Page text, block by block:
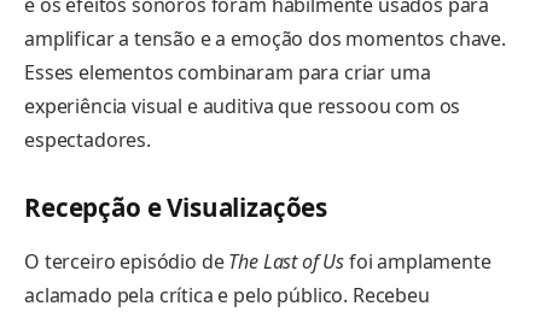
amplificar a tensão e a emoção dos momentos chave.
Esses elementos combinaram para criar uma
experiência visual e auditiva que ressoou com os
espectadores.
Recepção e Visualizações
O terceiro episódio deThe Last of Usfoi amplamente
aclamado pela crítica e pelo público. Recebeu